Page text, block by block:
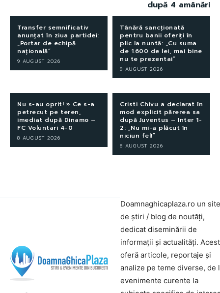
după 4 amânări
Transfer semnificativ
anunțat în ziua partidei:
„Portar de echipă
națională”
9 AUGUST 2026
Tânără sancționată
pentru banii oferiți în
plic la nuntă: „Cu suma
de 1.600 de lei, mai bine
nu te prezentai”
9 AUGUST 2026
Nu s-au oprit! » Ce s-a
petrecut pe teren,
imediat după Dinamo –
FC Voluntari 4-0
8 AUGUST 2026
Cristi Chivu a declarat în
mod explicit părerea sa
după Juventus – Inter 1-
2: „Nu mi-a plăcut în
niciun fel!”
8 AUGUST 2026
Doamnaghicaplaza.ro un site
de știri / blog de noutăți,
dedicat diseminării de
informații și actualități.
oferă articole, reportaje și
analize pe teme diverse, de
evenimente curente la